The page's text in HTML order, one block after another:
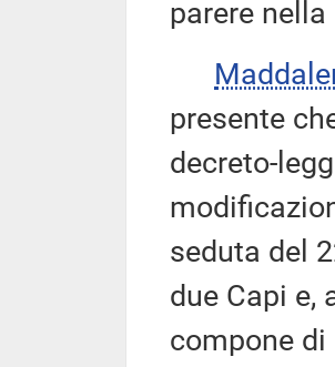
parere
presente
decreto-
seduta del
due Capi e,
compone